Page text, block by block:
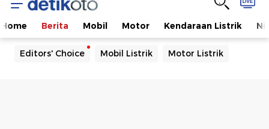
Home Berita Mobil Motor Kendaraan Listrik
Editors' Choice Mobil Listrik Motor Listrik